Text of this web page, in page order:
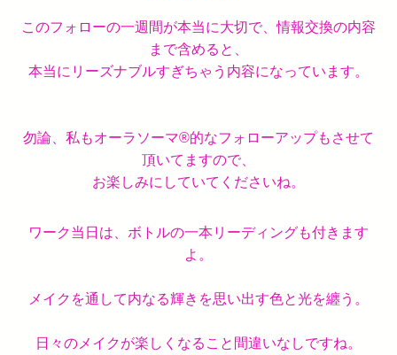
このフォローの一週間が本当に大切で、情報交換の内容
まで含めると、
本当にリーズナブルすぎちゃう内容になっています。
勿論、私もオーラソーマ®︎的なフォローアップもさせて
頂いてますので、
お楽しみにしていてくださいね。
ワーク当日は、ボトルの一本リーディングも付きます
よ。
メイクを通して内なる輝きを思い出す色と光を纏う。
日々のメイクが楽しくなること間違いなしですね。